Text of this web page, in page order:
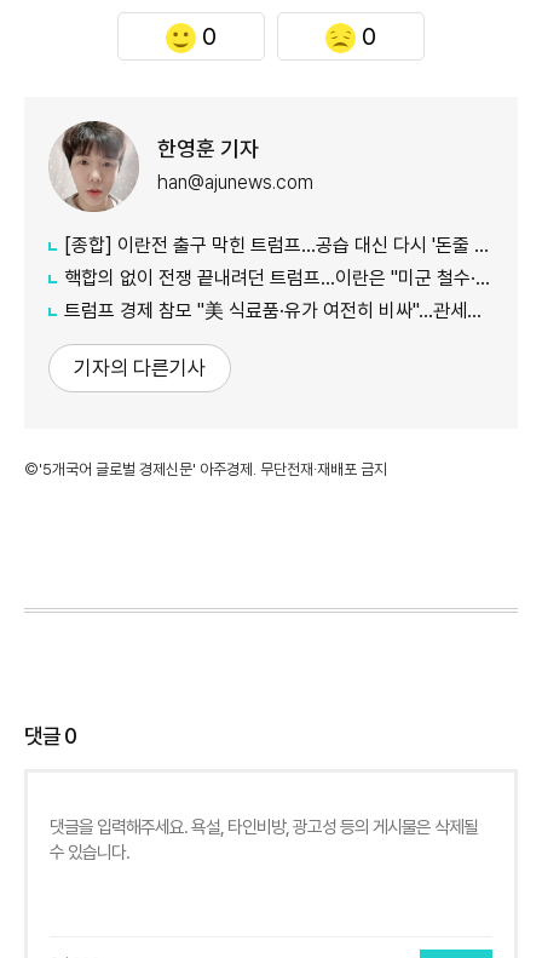
0 0
한영훈 기자
han@ajunews.com
[종합] 이란전 출구 막힌 트럼프…공습 대신 다시 '돈줄 죄기'
핵합의 없이 전쟁 끝내려던 트럼프…이란은 "미군 철수·배상부터"
트럼프 경제 참모 "美 식료품·유가 여전히 비싸"…관세발 물가 상승은 부인
기자의 다른기사
©'5개국어 글로벌 경제신문' 아주경제. 무단전재·재배포 금지
댓글0